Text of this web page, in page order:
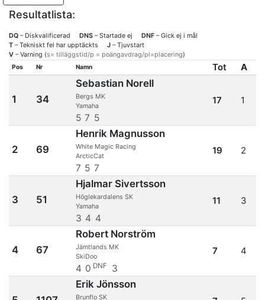
Resultatlista:
DQ – Diskvalificerad DNS – Startade ej DNF – Gick ej i mål
T – Tekniskt fel har upptäckts J – Tjuvstart
V – Varning (s= tilläggstid/p = poängavdrag/pl=placering)
Pos Nr Namn Tot A
1 34
Sebastian Norell
Bergs MK
Yamaha
5 7 5
17 1
2 69
Henrik Magnusson
White Magic Racing
ArcticCat
7 5 7
19 2
3 51
Hjalmar Sivertsson
Höglekardalens SK
Yamaha
3 4 4
11 3
4 67
Robert Norström
Jämtlands MK
SkiDoo
4 0 DNF 3
7 4
Erik Jönsson
Brunflo SK